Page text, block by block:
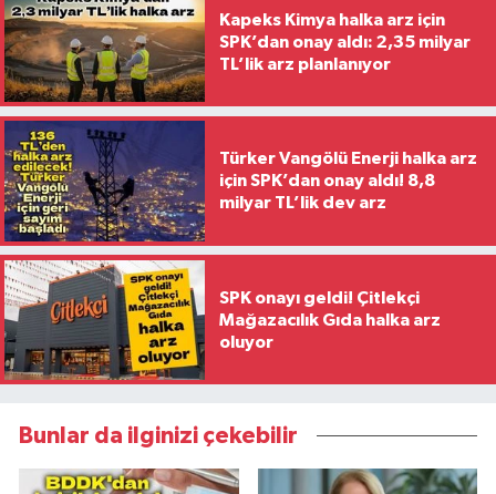
Kapeks Kimya halka arz için
SPK’dan onay aldı: 2,35 milyar
TL’lik arz planlanıyor
Türker Vangölü Enerji halka arz
için SPK’dan onay aldı! 8,8
milyar TL’lik dev arz
SPK onayı geldi! Çitlekçi
Mağazacılık Gıda halka arz
oluyor
Bunlar da ilginizi çekebilir